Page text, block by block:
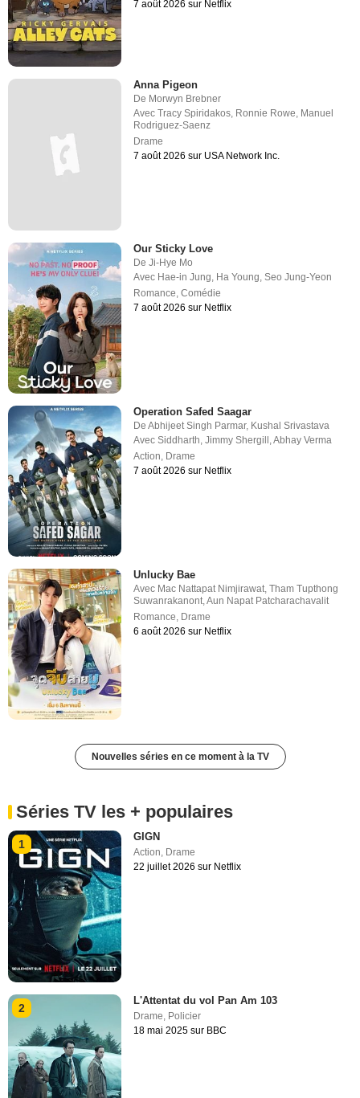
7 août 2026 sur Netflix
Anna Pigeon
De Morwyn Brebner
AvecTracy Spiridakos, Ronnie Rowe, Manuel
Rodriguez-Saenz
Drame
7 août 2026 sur USA Network Inc.
Our Sticky Love
DeJi-Hye Mo
Avec Hae-in Jung Ha Young ,Seo Jung-Yeon
Romance ,Comédie
7 août 2026 sur Netflix
Operation Safed Saagar
DeAbhijeet Singh Parmar, Kushal Srivastava
AvecSiddharth,Jimmy Shergill,Abhay Verma
Action, Drame
7 août 2026 sur Netflix
Unlucky Bae
Avec Mac Nattapat Nimjirawat,Tham Tupthong
Suwanrakanont,Aun Napat Patcharachavalit
Romance, Drame
6 août 2026 sur Netflix
Nouvelles séries en ce moment à la TV
Séries TV les + populaires
1
GIGN
Action, Drame
22 juillet 2026 sur Netflix
2
L'Attentat du vol Pan Am 103
Drame Policier
18 mai 2025 sur BBC